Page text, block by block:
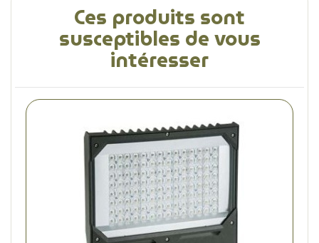
Ces produits sont
susceptibles de vous
intéresser